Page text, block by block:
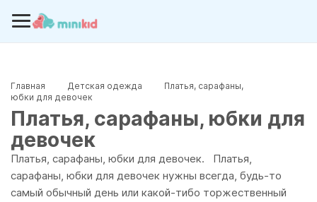
Главная Детская одежда
Платья, сарафаны,
юбки для девочек
Платья, сарафаны, юбки для
девочек
Платья, сарафаны, юбки для девочек. Платья,
сарафаны, юбки для девочек нужны всегда, будь-то
самый обычный день или какой-тибо торжественный